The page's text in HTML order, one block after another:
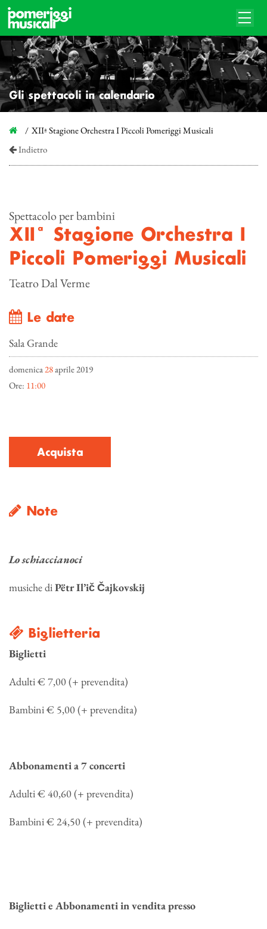
Gli spettacoli in calendario
XIIª Stagione Orchestra I Piccoli Pomeriggi Musicali
Indietro
Spettacolo per bambini
XIIª Stagione Orchestra I
Piccoli Pomeriggi Musicali
Teatro Dal Verme
Le date
Sala Grande
domenica28aprile 2019
Ore: 11:00
Acquista
Note
Lo schiaccianoci
musiche diPëtr Il’ič Čajkovskij
Biglietteria
Biglietti
Adulti € 7,00 (+ prevendita)
Bambini € 5,00 (+ prevendita)
Abbonamenti a 7 concerti
Adulti € 40,60 (+ prevendita)
Bambini € 24,50 (+ prevendita)
Biglietti e Abbonamenti in vendita presso